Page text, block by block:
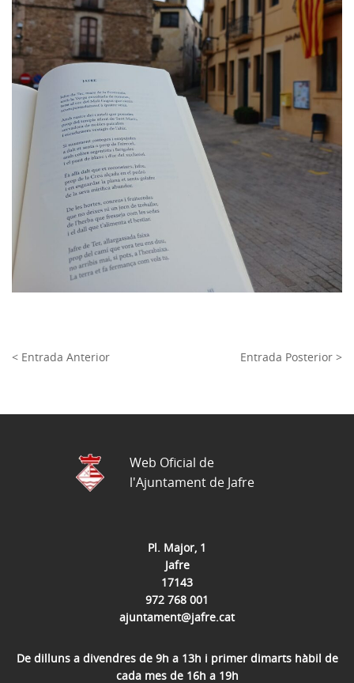
< Entrada Anterior Entrada Posterior >
Pl. Major, 1
Jafre
17143
972 768 001
ajuntament@jafre.cat
De dilluns a divendres de 9h a 13h i primer dimarts hàbil de
cada mes de 16h a 19h
Web Oficial de
l'Ajuntament de Jafre